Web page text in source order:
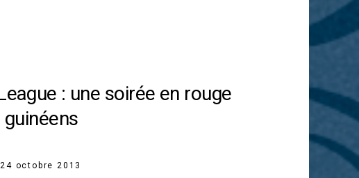
: une soirée en rouge
24 octobre 2013